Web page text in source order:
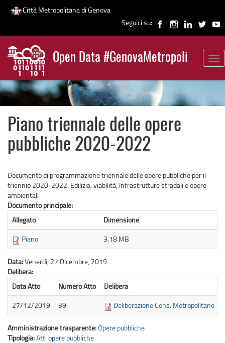
Salta
contenuto
principale
Città Metropolitana di Genova
Seguici su:
Open Data #GenovaMetropoli
News
Piano triennale delle opere
pubbliche 2020-2022
Documento di programmazione triennale delle opere pubbliche per il
triennio 2020-2022. Edilizia, viabilità, Infrastrutture stradali e opere
ambientali
Documento principale:
Allegato
Dimensione
Piano
3.18 MB
Data:Venerdì, 27 Dicembre, 2019
Delibera:
Data Atto
Numero Atto
Delibera
27/12/2019
39 Deliberazione Cons. Metropolitano
Amministrazione trasparente:Opere pubbliche
Tipologia:Atti opere pubbliche